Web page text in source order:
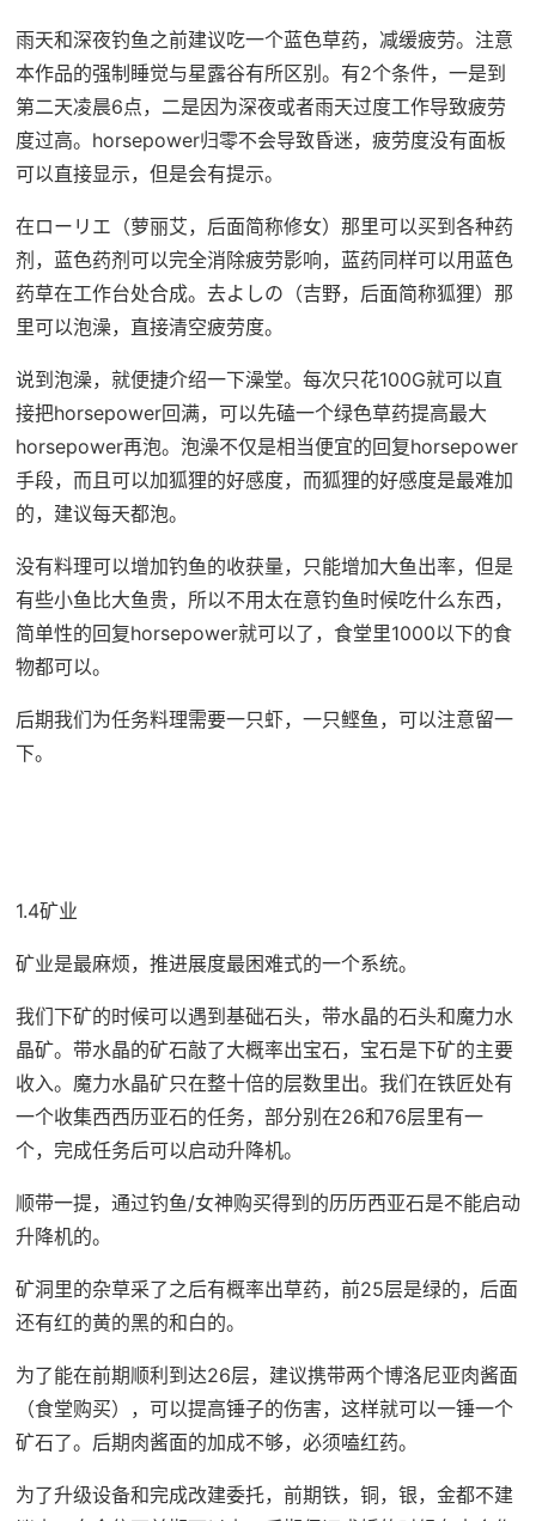
雨天和深夜钓鱼之前建议吃一个蓝色草药，减缓疲劳。注意
本作品的强制睡觉与星露谷有所区别。有2个条件，一是到
第二天凌晨6点，二是因为深夜或者雨天过度工作导致疲劳
度过高。horsepower归零不会导致昏迷，疲劳度没有面板
可以直接显示，但是会有提示。
在ローリエ（萝丽艾，后面简称修女）那里可以买到各种药
剂，蓝色药剂可以完全消除疲劳影响，蓝药同样可以用蓝色
药草在工作台处合成。去よしの（吉野，后面简称狐狸）那
里可以泡澡，直接清空疲劳度。
说到泡澡，就便捷介绍一下澡堂。每次只花100G就可以直
接把horsepower回满，可以先磕一个绿色草药提高最大
horsepower再泡。泡澡不仅是相当便宜的回复horsepower
手段，而且可以加狐狸的好感度，而狐狸的好感度是最难加
的，建议每天都泡。
没有料理可以增加钓鱼的收获量，只能增加大鱼出率，但是
有些小鱼比大鱼贵，所以不用太在意钓鱼时候吃什么东西，
简单性的回复horsepower就可以了，食堂里1000以下的食
物都可以。
后期我们为任务料理需要一只虾，一只鲣鱼，可以注意留一
下。
1.4矿业
矿业是最麻烦，推进展度最困难式的一个系统。
我们下矿的时候可以遇到基础石头，带水晶的石头和魔力水
晶矿。带水晶的矿石敲了大概率出宝石，宝石是下矿的主要
收入。魔力水晶矿只在整十倍的层数里出。我们在铁匠处有
一个收集西西历亚石的任务，部分别在26和76层里有一
个，完成任务后可以启动升降机。
顺带一提，通过钓鱼/女神购买得到的历历西亚石是不能启动
升降机的。
矿洞里的杂草采了之后有概率出草药，前25层是绿的，后面
还有红的黄的黑的和白的。
为了能在前期顺利到达26层，建议携带两个博洛尼亚肉酱面
（食堂购买），可以提高锤子的伤害，这样就可以一锤一个
矿石了。后期肉酱面的加成不够，必须嗑红药。
为了升级设备和完成改建委托，前期铁，铜，银，金都不建